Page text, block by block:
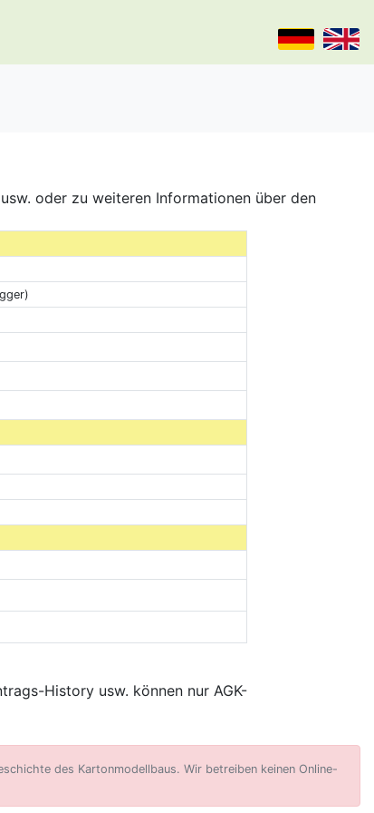
oder zu weiteren Informationen über den
History usw. können nur AGK-
des Kartonmodellbaus. Wir betreiben keinen Online-